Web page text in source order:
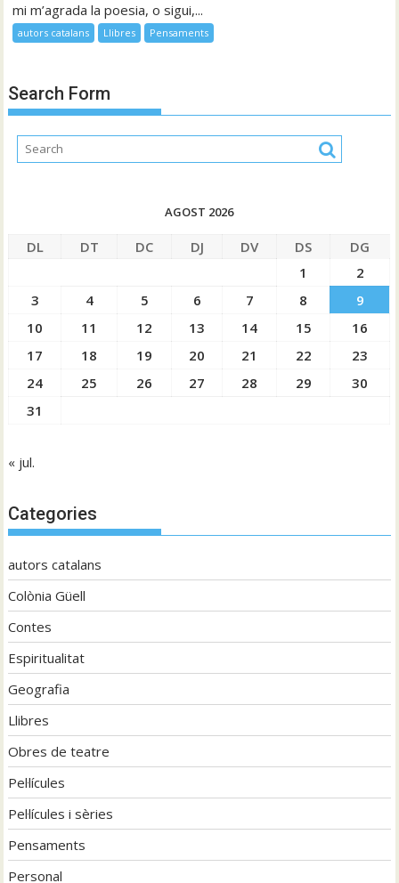
mi m’agrada la poesia, o sigui,...
autors catalans Llibres Pensaments
Search Form
AGOST 2026
DL DT DC DJ DV DS
DG
1
2
3
4 5 6 7 8
9
10
11 12 13 14 15
16
17
18 19 20 21 22
23
24
25 26 27 28 29
30
31
« jul.
Categories
autors catalans
Colònia Güell
Contes
Espiritualitat
Geografia
Llibres
Obres de teatre
Pel·lícules
Pel·lícules i sèries
Pensaments
Personal